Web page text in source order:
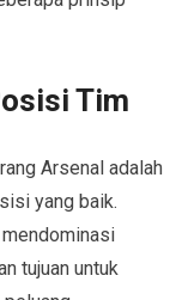
Tim
Arsenal adalah
yang baik.
tujuan untuk